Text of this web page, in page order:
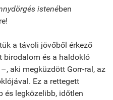
istenében
a távoli jövőből érkező
birodalom és a haldokló
aki megküzdött Gorr-ral, az
Ez a rettegett
és legközelibb, időtlen